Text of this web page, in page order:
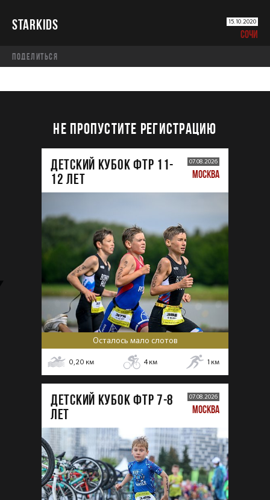
STARKIDS 15.10.2020
СОЧИ
Поделиться
НЕ ПРОПУСТИТЕ РЕГИСТРАЦИЮ
ДЕТСКИЙ КУБОК ФТР 11-
12 лет
07.08.2026
МОСКВА
Осталось мало слотов
0,20 км 4км 1 км
ДЕТСКИЙ КУБОК ФТР 7-8
лет
07.08.2026
МОСКВА